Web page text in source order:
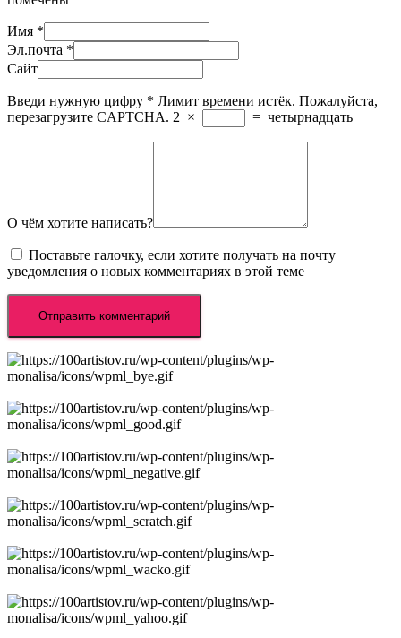
Имя *
Эл.почта *
Сайт
Введи нужную цифру * Лимит времени истёк. Пожалуйста,
перезагрузите CAPTCHA. 2 × = четырнадцать
О чём хотите написать?
Поставьте галочку, если хотите получать на почту
уведомления о новых комментариях в этой теме